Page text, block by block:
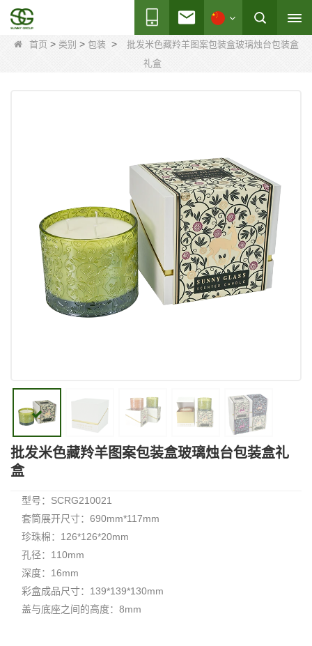
首页 > 类别 > 包装>
批发米色藏羚羊图案包装盒玻璃烛台包装盒
礼盒
批发米色藏羚羊图案包装盒玻璃烛台包装盒礼
盒
型号：SCRG210021
套筒展开尺寸：690mm*117mm
珍珠棉：126*126*20mm
孔径：110mm
深度：16mm
彩盒成品尺寸：139*139*130mm
盖与底座之间的高度：8mm